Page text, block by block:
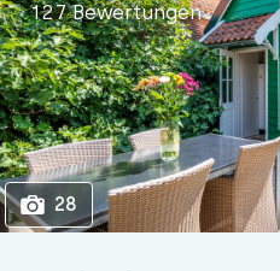
127 Bewertungen
28